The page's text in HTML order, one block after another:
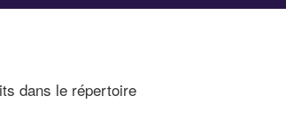
dans le répertoire